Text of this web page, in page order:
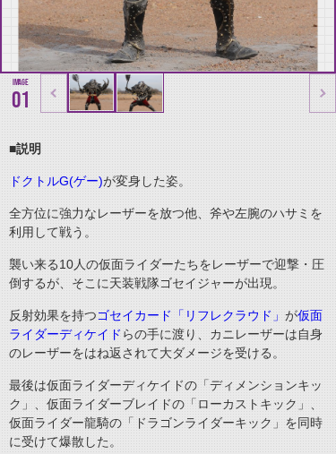
01
■説明
ドクトルG(ゲー)が変身した姿。
全方位に強力なレーザーを放つ他、斧や左腕のハサミを
利用して戦う。
襲い来る10人の仮面ライダーたちをレーザーで迎撃・圧
倒するが、そこに天装戦隊ゴセイジャーが出現。
反射効果を持つゴセイカード「リフレクラウド」 が仮面
ライダーディケイド らの手に渡り、カニレーザーは自身
のレーザーをはね返されて大ダメージを受ける。
最後は仮面ライダーディケイドの「ディメンションキッ
ク」、仮面ライダーブレイドの「ローカストキック」、
仮面ライダー龍騎の「ドラゴンライダーキック」を同時
に受けて爆散した。